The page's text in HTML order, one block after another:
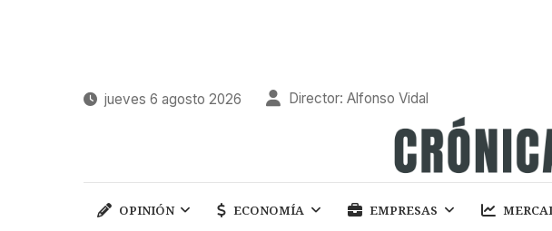
jueves 6 agosto 2026 Director: Alfonso Vidal
OPINIÓN ECONOMÍA EMPRESAS